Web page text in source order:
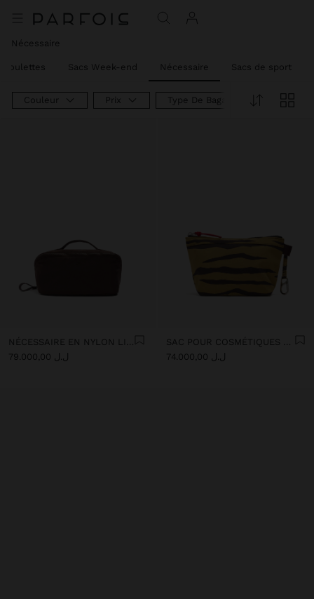
Nécessaire
Roulettes Sacs Week-end Nécessaire Sacs de sport
Couleur Prix Type De Bagage
NÉCESSAIRE EN NYLON LISSE
ل.ل 79.000,00
SAC POUR COSMÉTIQUES EN NYLON IMPRIMÉ ANIMAL
ل.ل 74.000,00